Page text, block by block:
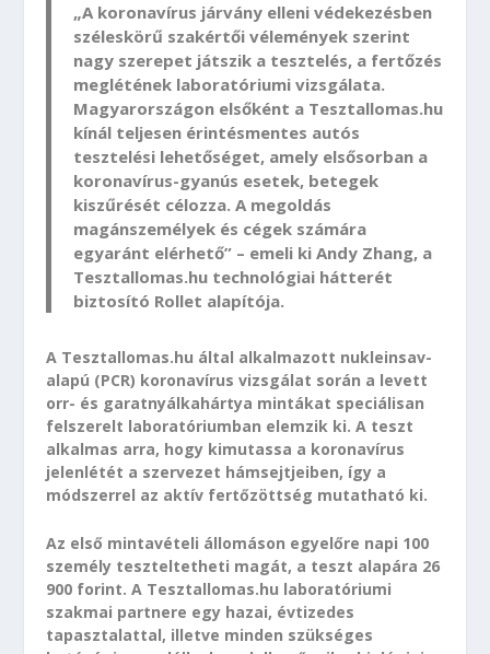
„A koronavírus járvány elleni védekezésben
széleskörű szakértői vélemények szerint
nagy szerepet játszik a tesztelés, a fertőzés
meglétének laboratóriumi vizsgálata.
Magyarországon elsőként a Tesztallomas.hu
kínál teljesen érintésmentes autós
tesztelési lehetőséget, amely elsősorban a
koronavírus-gyanús esetek, betegek
kiszűrését célozza. A megoldás
magánszemélyek és cégek számára
egyaránt elérhető” – emeli ki Andy Zhang, a
Tesztallomas.hu technológiai hátterét
biztosító Rollet alapítója.
A Tesztallomas.hu által alkalmazott nukleinsav-
alapú (PCR) koronavírus vizsgálat során a levett
orr- és garatnyálkahártya mintákat speciálisan
felszerelt laboratóriumban elemzik ki. A teszt
alkalmas arra, hogy kimutassa a koronavírus
jelenlétét a szervezet hámsejtjeiben, így a
módszerrel az aktív fertőzöttség mutatható ki.
Az első mintavételi állomáson egyelőre napi 100
személy teszteltetheti magát, a teszt alapára 26
900 forint. A Tesztallomas.hu laboratóriumi
szakmai partnere egy hazai, évtizedes
tapasztalattal, illetve minden szükséges